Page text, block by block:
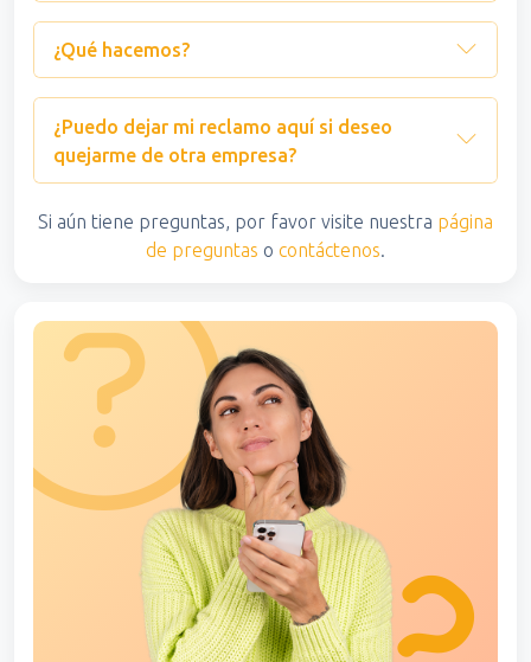
¿Qué hacemos?
¿Puedo dejar mi reclamo aquí si deseo
quejarme de otra empresa?
Si aún tiene preguntas, por favor visite nuestra página
de preguntas o contáctenos.